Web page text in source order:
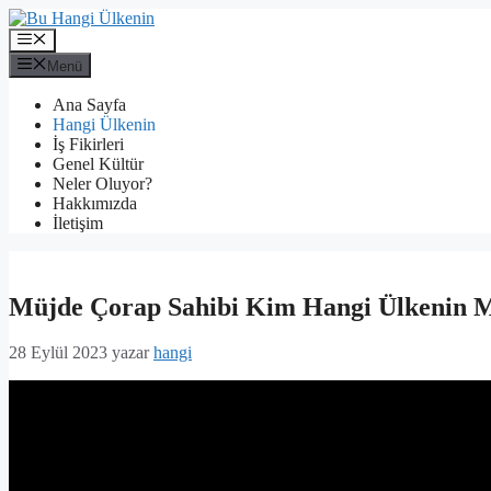
İçeriğe
atla
Menü
Menü
Ana Sayfa
Hangi Ülkenin
İş Fikirleri
Genel Kültür
Neler Oluyor?
Hakkımızda
İletişim
Müjde Çorap Sahibi Kim Hangi Ülkenin
28 Eylül 2023 yazarhangi